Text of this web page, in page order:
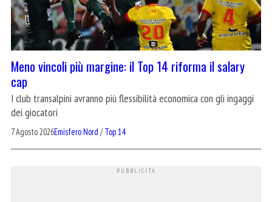
Meno vincoli più margine: il Top 14 riforma il salary
cap
I club transalpini avranno più flessibilità economica con gli ingaggi
dei giocatori
7 Agosto 2026Emisfero Nord /Top 14